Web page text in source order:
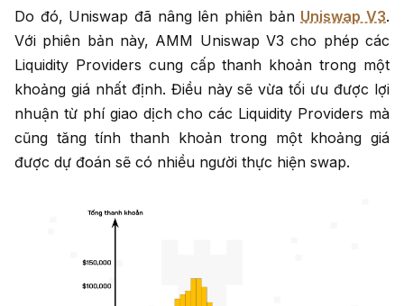
Do đó, Uniswap đã nâng lên phiên bản Uniswap V3.
Với phiên bản này, AMM Uniswap V3 cho phép các
Liquidity Providers cung cấp thanh khoản trong một
khoảng giá nhất định. Điều này sẽ vừa tối ưu được lợi
nhuận từ phí giao dịch cho các Liquidity Providers mà
cũng tăng tính thanh khoản trong một khoảng giá
được dự đoán sẽ có nhiều người thực hiện swap.